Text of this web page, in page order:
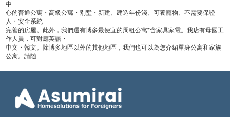
中
心的普通公寓・高級公寓・别墅・新建、建造年份淺、可養寵物、不需要保證
人・安全系統
完善的房屋。此外，我們還有博多最便宜的周租公寓*含家具家電。我店有母國工
作人員，可對應英語・
中文・韓文。除博多地區以外的其他地區，我們也可以為您介紹單身公寓和家族
公寓。請随